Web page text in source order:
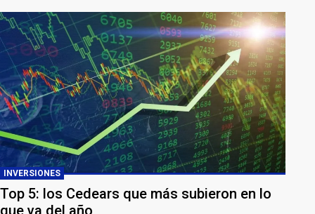
INVERSIONES
Top 5: los Cedears que más subieron en lo
que va del año